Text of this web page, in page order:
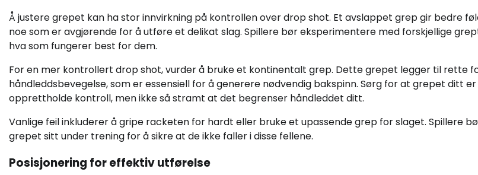
Å justere grepet kan ha stor innvirkning på kontrollen over drop shot. Et avslappet grep gir bedre
noe som er avgjørende for å utføre et delikat slag. Spillere bør eksperimentere med forskjellige
hva som fungerer best for dem.
For en mer kontrollert drop shot, vurder å bruke et kontinentalt grep. Dette grepet legger til rette
håndleddsbevegelse, som er essensiell for å generere nødvendig bakspinn. Sørg for at grepet ditt
opprettholde kontroll, men ikke så stramt at det begrenser håndleddet ditt.
Vanlige feil inkluderer å gripe racketen for hardt eller bruke et upassende grep for slaget. Spillere
grepet sitt under trening for å sikre at de ikke faller i disse fellene.
Posisjonering for effektiv utførelse